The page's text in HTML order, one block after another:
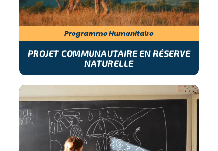
Programme Humanitaire
PROJET COMMUNAUTAIRE EN RÉSERVE
NATURELLE